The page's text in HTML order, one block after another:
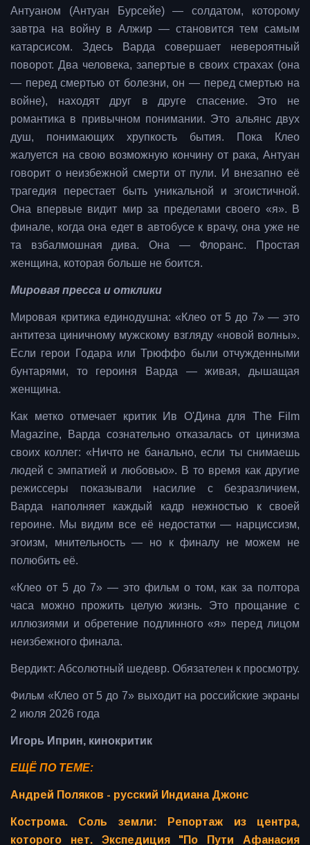
Антуаном (Антуан Бурсейе) — солдатом, которому
завтра на войну в Алжир — становится тем самым
катарсисом. Здесь Варда совершает невероятный
поворот. Два человека, запертые в своих страхах (она
— перед смертью от болезни, он — перед смертью на
войне), находят друг в друге спасение. Это не
романтика в привычном понимании. Это альянс двух
душ, понимающих хрупкость бытия. Пока Клео
жалуется на свою возможную кончину от рака, Антуан
говорит о неизбежной смерти от пули. И внезапно её
трагедия перестает быть уникальной и эгоистичной.
Она впервые видит мир за пределами своего «я». В
финале, когда она едет в автобусе к врачу, она уже не
та взбалмошная дива. Она — Флоранс. Простая
женщина, которая больше не боится.
Мировая пресса и отклики
Мировая критика единодушна: «Клео от 5 до 7» — это
антитеза циничному мужскому взгляду «новой волны».
Если герои Годара или Трюффо были отчужденными
бунтарями, то героиня Варда — живая, дышащая
женщина.
Как метко отмечает критик Ив О'Дина для The Film
Magazine, Варда сознательно отказалась от цинизма
своих коллег: «Ничто не банально, если ты снимаешь
людей с эмпатией и любовью». В то время как другие
режиссеры показывали насилие с безразличием,
Варда наполняет каждый кадр нежностью к своей
героине. Мы видим все её недостатки — нарциссизм,
эгоизм, мнительность — но к финалу не можем не
полюбить её.
«Клео от 5 до 7» — это фильм о том, как за полтора
часа можно прожить целую жизнь. Это прощание с
иллюзиями и обретение подлинного «я» перед лицом
неизбежного финала.
Вердикт: Абсолютный шедевр. Обязателен к просмотру.
Фильм «Клео от 5 до 7» выходит на российские экраны
2 июля 2026 года
Игорь Иприн, кинокритик
ЕЩЁ ПО ТЕМЕ:
Андрей Поляков - русский Индиана Джонс
Кострома. Соль земли: Репортаж из центра,
которого нет. Экспедиция "По Пути Афанасия